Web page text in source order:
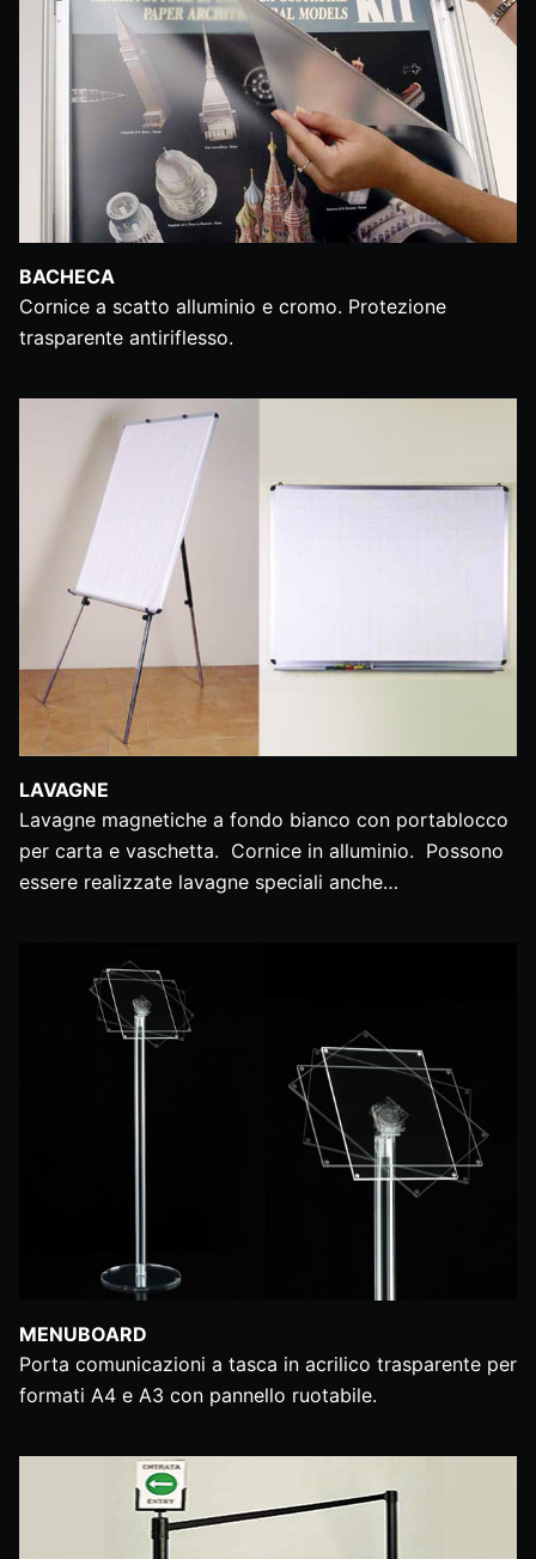
BACHECA
Cornice a scatto alluminio e cromo. Protezione
trasparente antiriflesso.
LAVAGNE
Lavagne magnetiche a fondo bianco con portablocco
per carta e vaschetta. Cornice in alluminio. Possono
essere realizzate lavagne speciali anche…
MENUBOARD
Porta comunicazioni a tasca in acrilico trasparente per
formati A4 e A3 con pannello ruotabile.